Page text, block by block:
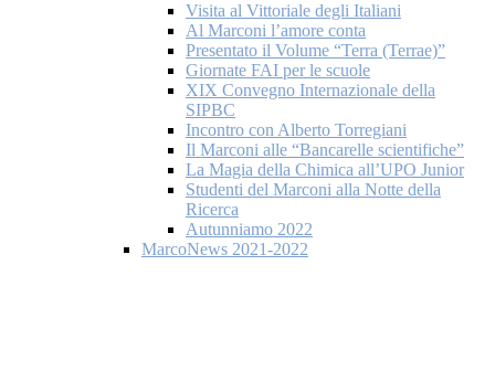
Visita al Vittoriale degli Italiani
Al Marconi l’amore conta
Presentato il Volume “Terra (Terrae)”
Giornate FAI per le scuole
XIX Convegno Internazionale della
SIPBC
Incontro con Alberto Torregiani
Il Marconi alle “Bancarelle scientifiche”
La Magia della Chimica all’UPO Junior
Studenti del Marconi alla Notte della
Ricerca
Autunniamo 2022
MarcoNews 2021-2022